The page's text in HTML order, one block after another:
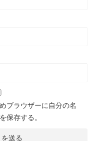
ブラウザーに自分の名
保存する。